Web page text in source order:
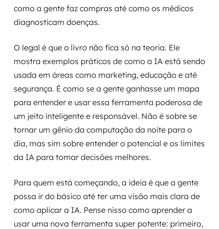
como a gente faz compras até como os médicos
diagnosticam doenças.
O legal é que o livro não fica só na teoria. Ele
mostra exemplos práticos de como a IA está sendo
usada em áreas como marketing, educação e até
segurança. É como se a gente ganhasse um mapa
para entender e usar essa ferramenta poderosa de
um jeito inteligente e responsável. Não é sobre se
tornar um gênio da computação da noite para o
dia, mas sim sobre entender o potencial e os limites
da IA para tomar decisões melhores.
Para quem está começando, a ideia é que a gente
possa ir do básico até ter uma visão mais clara de
como aplicar a IA. Pense nisso como aprender a
usar uma nova ferramenta super potente: primeiro,